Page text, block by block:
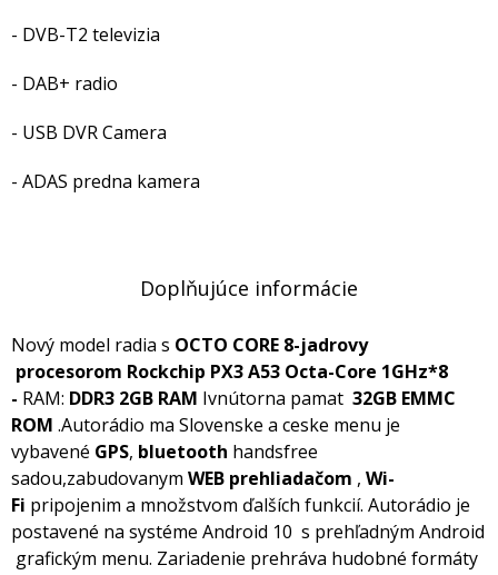
- DVB-T2 televizia
- DAB+ radio
- USB DVR Camera
- ADAS predna kamera
Doplňujúce informácie
Nový model radia s OCTO CORE 8-jadrovy
procesorom Rockchip PX3 A53 Octa-Core 1GHz*8
- RAM: DDR3 2GB RAM Ivnútorna pamat 32GB EMMC
ROM .Autorádio ma Slovenske a ceske menu je
vybavené GPS, bluetooth handsfree
sadou,zabudovanym WEB prehliadačom , Wi-
Fi pripojenim a množstvom ďalších funkcií. Autorádio je
postavené na systéme Android 10 s prehľadným Android
grafickým menu. Zariadenie prehráva hudobné formáty